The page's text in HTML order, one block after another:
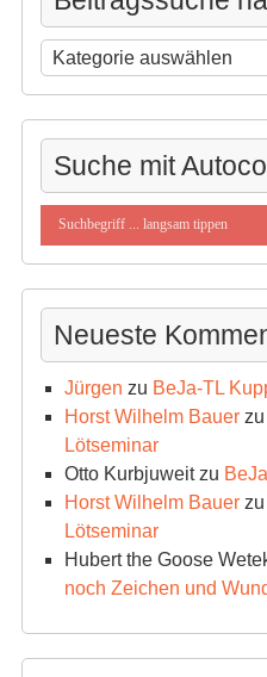
Beitragssuche
nach
Suche mit
Neueste
Jürgen zu BeJa-TL
Horst Wilhelm Bauerzu
Lötseminar
Otto Kurbjuweitzu
Horst Wilhelm Bauerzu
Lötseminar
Hubert the Goose
noch Zeichen und